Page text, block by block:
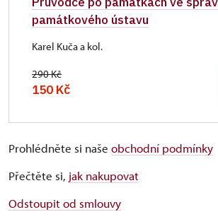
památkového ústavu
Karel Kuča a kol.
290 Kč
150 Kč
Prohlédněte si naše obchodní podmínky
Přečtěte si, jak nakupovat
Odstoupit od smlouvy